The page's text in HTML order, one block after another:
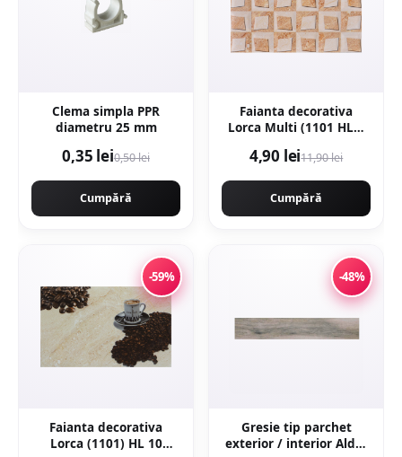
Clema simpla PPR
diametru 25 mm
0,35 lei0,50 lei
Cumpără
Faianta decorativa
Lorca Multi (1101 HL1)
4,90 lei11,90 lei
Cumpără
-59%
Faianta decorativa
Lorca (1101) HL 10
-48%
Gresie tip parchet
exterior / interior Alder